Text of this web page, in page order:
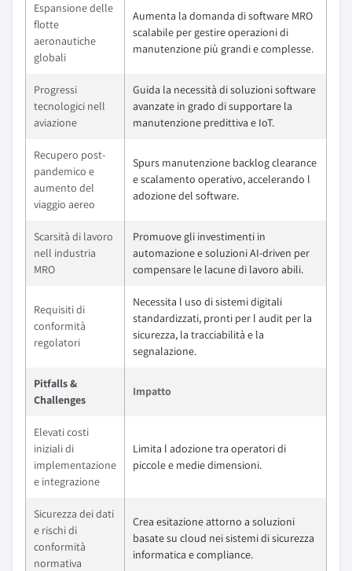
Espansione delle
flotte
aeronautiche
globali
Aumenta la domanda di software MRO
scalabile per gestire operazioni di
manutenzione più grandi e complesse.
Progressi
tecnologici nell
aviazione
Guida la necessità di soluzioni software
avanzate in grado di supportare la
manutenzione predittiva e IoT.
Recupero post-
pandemico e
aumento del
viaggio aereo
Spurs manutenzione backlog clearance
e scalamento operativo, accelerando l
adozione del software.
Scarsità di lavoro
nell industria
MRO
Promuove gli investimenti in
automazione e soluzioni AI-driven per
compensare le lacune di lavoro abili.
Requisiti di
conformità
regolatori
Necessita l uso di sistemi digitali
standardizzati, pronti per l audit per la
sicurezza, la tracciabilità e la
segnalazione.
Pitfalls &
Challenges
Impatto
Elevati costi
iniziali di
implementazione
e integrazione
Limita l adozione tra operatori di
piccole e medie dimensioni.
Sicurezza dei dati
e rischi di
conformità
normativa
Crea esitazione attorno a soluzioni
basate su cloud nei sistemi di sicurezza
informatica e compliance.